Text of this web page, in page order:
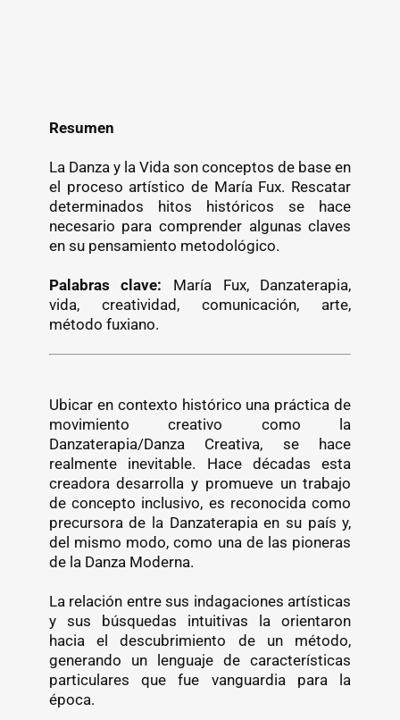
Resumen
La Danza y la Vida son conceptos de base en
el proceso artístico de María Fux. Rescatar
determinados hitos históricos se hace
necesario para comprender algunas claves
en su pensamiento metodológico.
Palabras clave: María Fux, Danzaterapia,
vida, creatividad, comunicación, arte,
método fuxiano.
Ubicar en contexto histórico una práctica de
movimiento creativo como la
Danzaterapia/Danza Creativa, se hace
realmente inevitable. Hace décadas esta
creadora desarrolla y promueve un trabajo
de concepto inclusivo, es reconocida como
precursora de la Danzaterapia en su país y,
del mismo modo, como una de las pioneras
de la Danza Moderna.
La relación entre sus indagaciones artísticas
y sus búsquedas intuitivas la orientaron
hacia el descubrimiento de un método,
generando un lenguaje de características
particulares que fue vanguardia para la
época.